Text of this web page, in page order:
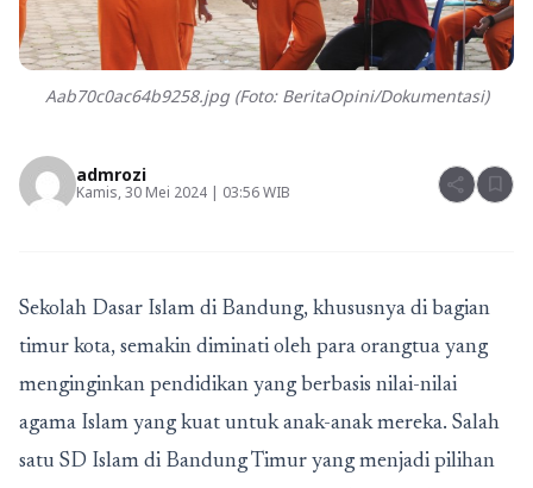
Aab70c0ac64b9258.jpg (Foto: BeritaOpini/Dokumentasi)
admrozi
Kamis, 30 Mei 2024 | 03:56 WIB share bookmark
Sekolah Dasar Islam di Bandung, khususnya di bagian
timur kota, semakin diminati oleh para orangtua yang
menginginkan pendidikan yang berbasis nilai-nilai
agama Islam yang kuat untuk anak-anak mereka. Salah
satu SD Islam di Bandung Timur yang menjadi pilihan